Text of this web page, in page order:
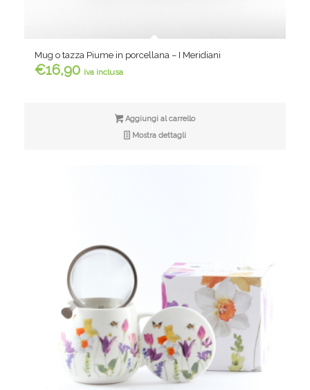
Mug o tazza Piume in porcellana – I Meridiani
€16,90 iva inclusa
Aggiungi al carrello
Mostra dettagli